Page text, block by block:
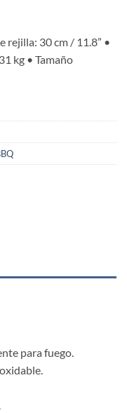
rejilla: 30 cm / 11.8” •
kg • Tamaño
para fuego.